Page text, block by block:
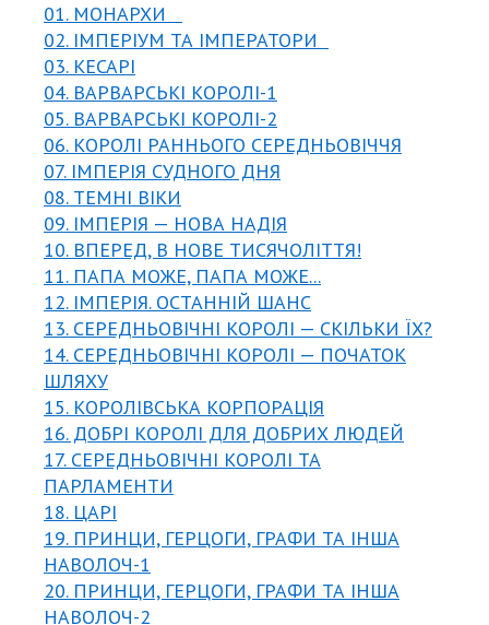
01. МОНАРХИ
02. ІМПЕРІУМ ТА ІМПЕРАТОРИ
03. КЕСАРІ
04. ВАРВАРСЬКІ КОРОЛІ-1
05. ВАРВАРСЬКІ КОРОЛІ-2
06. КОРОЛІ РАННЬОГО СЕРЕДНЬОВІЧЧЯ
07. ІМПЕРІЯ СУДНОГО ДНЯ
08. ТЕМНІ ВІКИ
09. ІМПЕРІЯ — НОВА НАДІЯ
10. ВПЕРЕД, В НОВЕ ТИСЯЧОЛІТТЯ!
11. ПАПА МОЖЕ, ПАПА МОЖЕ...
12. ІМПЕРІЯ. ОСТАННІЙ ШАНС
13. СЕРЕДНЬОВІЧНІ КОРОЛІ — СКІЛЬКИ ЇХ?
14. СЕРЕДНЬОВІЧНІ КОРОЛІ — ПОЧАТОК
ШЛЯХУ
15. КОРОЛІВСЬКА КОРПОРАЦІЯ
16. ДОБРІ КОРОЛІ ДЛЯ ДОБРИХ ЛЮДЕЙ
17. СЕРЕДНЬОВІЧНІ КОРОЛІ ТА
ПАРЛАМЕНТИ
18. ЦАРІ
19. ПРИНЦИ, ГЕРЦОГИ, ГРАФИ ТА ІНША
НАВОЛОЧ-1
20. ПРИНЦИ, ГЕРЦОГИ, ГРАФИ ТА ІНША
НАВОЛОЧ-2